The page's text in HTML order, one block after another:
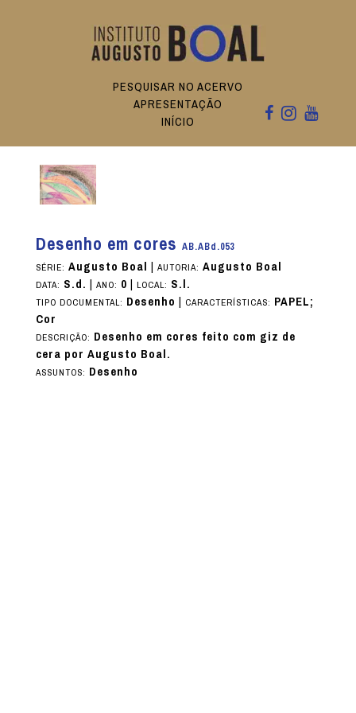
PESQUISAR NO ACERVO
APRESENTAÇÃO
INÍCIO
Desenho em cores AB.ABd.053
SÉRIE: Augusto Boal | AUTORIA: Augusto Boal
DATA: S.d. | ANO: 0| LOCAL: S.l.
TIPO DOCUMENTAL: Desenho | CARACTERÍSTICAS: PAPEL;
Cor
DESCRIÇÃO: Desenho em cores feito com giz de
cera por Augusto Boal.
ASSUNTOS: Desenho